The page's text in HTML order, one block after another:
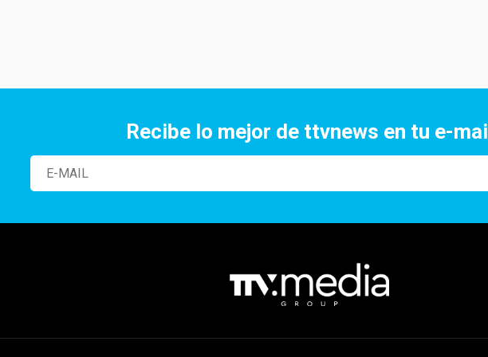
Recibe lo mejor de ttvnews en tu e-